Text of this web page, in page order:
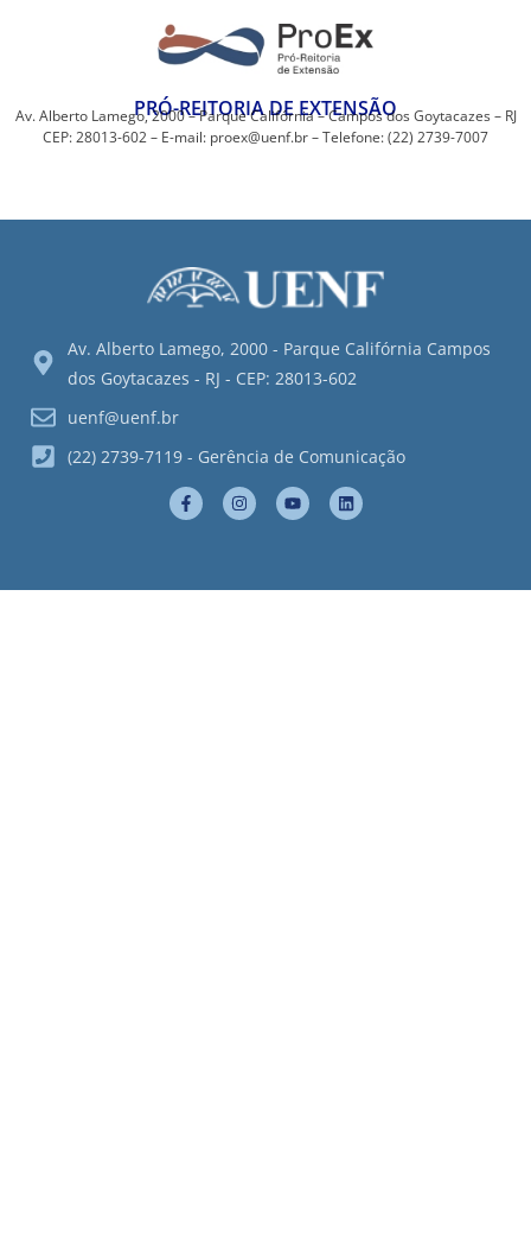
PRÓ-REITORIA DE EXTENSÃO
Av. Alberto Lamego, 2000 – Parque Califórnia – Campos dos Goytacazes – RJ
CEP: 28013-602 – E-mail: proex@uenf.br – Telefone: (22) 2739-7007
Av. Alberto Lamego, 2000 - Parque Califórnia Campos
dos Goytacazes - RJ - CEP: 28013-602
uenf@uenf.br
(22) 2739-7119 - Gerência de Comunicação